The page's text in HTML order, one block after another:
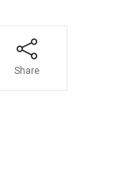
Share